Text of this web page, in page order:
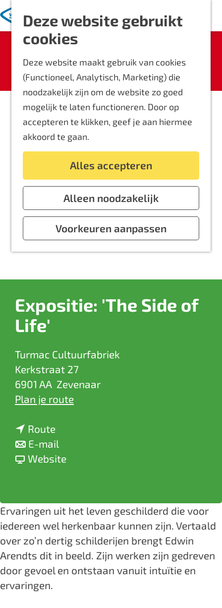
Deze website gebruikt
cookies
Deze website maakt gebruik van cookies
(Functioneel, Analytisch, Marketing) die
noodzakelijk zijn om de website zo goed
mogelijk te laten functioneren. Door op
accepteren te klikken, geef je aan hiermee
akkoord te gaan.
Alles accepteren
Alleen noodzakelijk
Voorkeuren aanpassen
G
a
K
a
a
r
t
Z
o
k
e
n
M
n
u
Blijf langer
Routes
Bereikbaarheid
Locaties
Plattegrond
Voor ondernemers
Sorry, deze activiteit is niet meer
beschikbaar. Bekijk hetactuele aanbod
voor de beschikbare opties.
Expositie: 'The Side of
Life'
Turmac Cultuurfabriek
Kerkstraat 27
6901 AA Zevenaar
Plan je routen
o
s
i
t
i
e
Routen
a
a
x
p
o
s
i
t
E-mail
a
E
x
p
o
s
i
Websitev
E
x
p
o
s
i
Ervaringen uit het leven geschilderd die voor
iedereen wel herkenbaar kunnen zijn. Vertaald
over zo’n dertig schilderijen brengt Edwin
Arendts dit in beeld. Zijn werken zijn gedreven
door gevoel en ontstaan vanuit intuïtie en
ervaringen.